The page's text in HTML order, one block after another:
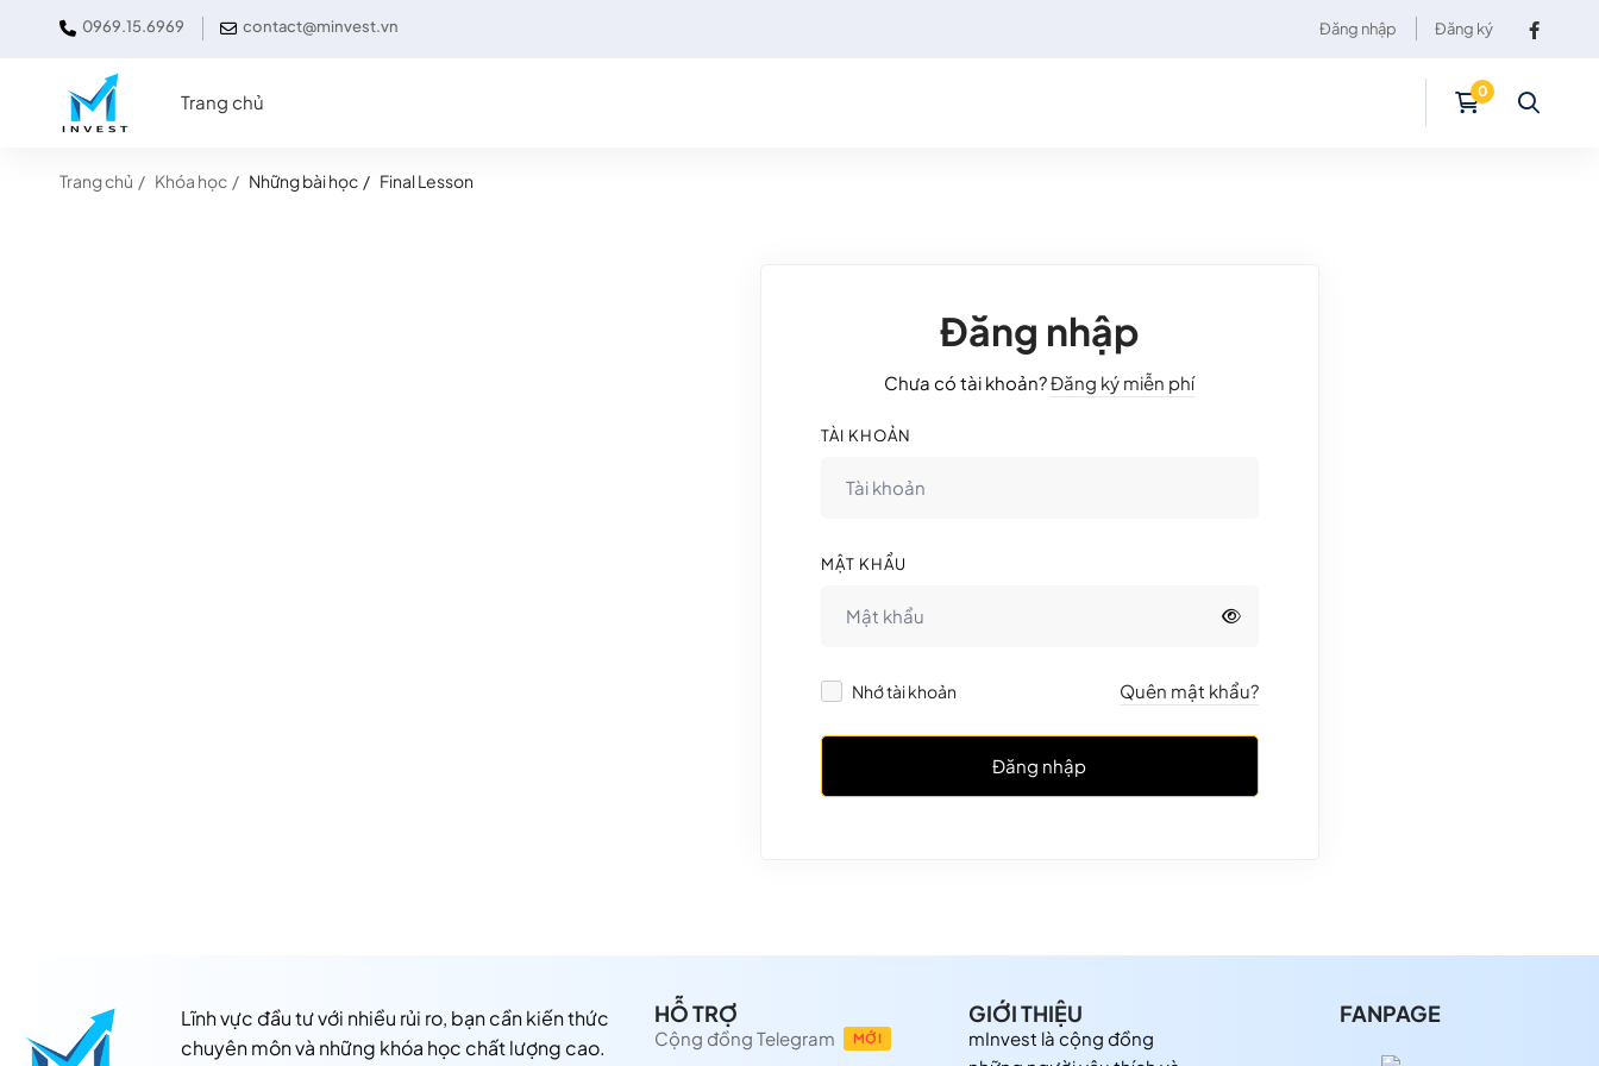
0969.15.6969 contact@minvest.vn Đăng nhập Đăng ký
Trang chủ
Trang chủ Khóa học Những bài học Final Lesson
Đăng nhập
Chưa có tài khoản?Đăng ký miễn phí
TÀI KHOẢN
MẬT KHẨU
Nhớ tài khoản Quên mật khẩu?
Đăng nhập
Lĩnh vực đầu tư với nhiều rủi ro, bạn cần kiến thức
chuyên môn và những khóa học chất lượng cao.
HỖ TRỢ
Cộng đồng Telegram MỚI
GIỚI THIỆU
mInvest là cộng đồng
FANPAGE